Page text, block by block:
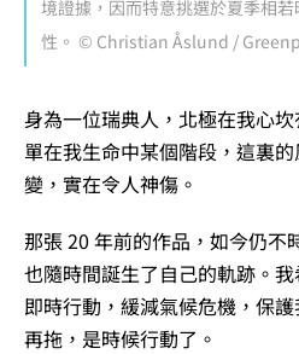
境證據，因而特意挑選於夏季相
性。 © Christian Åslund /
身為一位瑞典人，北極在我心
單在我生命中某個階段，這裏
變，實在令人神傷。
那張 20 年前的作品，如今仍不
也隨時間誕生了自己的軌跡。
即時行動，緩減氣候危機，保
再拖，是時候行動了。